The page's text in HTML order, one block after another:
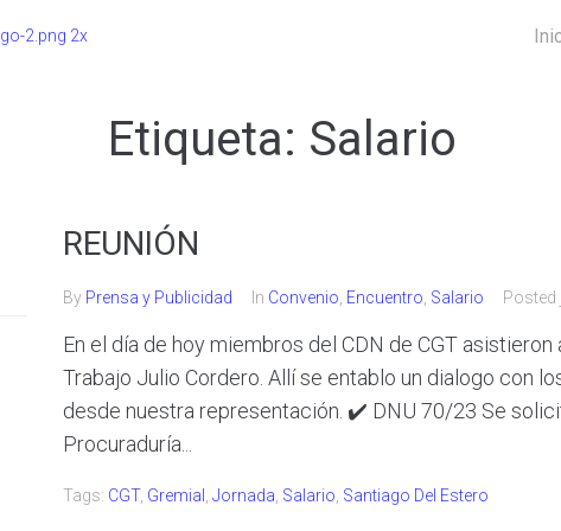
Etiqueta: Salario
REUNIÓN
By Prensa y Publicidad In Convenio Encuentro Salario Posted
En el día de hoy miembros del CDN de CGT
Trabajo Julio Cordero. Allí se entablo un dialogo con
desde nuestra representación. ✔️ DNU 70/23 Se
Procuraduría...
Tags: CGT, Gremial Jornada Salario Santiago Del Estero